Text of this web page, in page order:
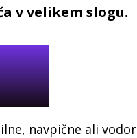
v velikem slogu.
navpične ali